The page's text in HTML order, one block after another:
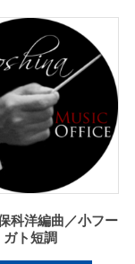
科洋編曲／小フー
ガト短調